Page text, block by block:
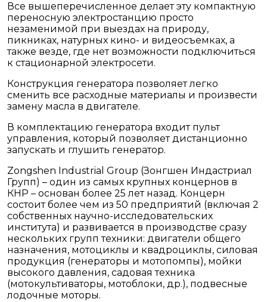
Все вышеперечисленное делает эту компактную
переносную электростанцию просто
незаменимой при выездах на природу,
пикниках, натурных кино- и видеосъемках, а
также везде, где нет возможности подключиться
к стационарной электросети.
Конструкция генератора позволяет легко
сменить все расходные материалы и произвести
замену масла в двигателе.
В комплектацию генератора входит пульт
управления, который позволяет дистанционно
запускать и глушить генератор.
Zongshen Industrial Group (Зонгшен Индастриал
Групп) – один из самых крупных концернов в
КНР – основан более 25 лет назад. Концерн
состоит более чем из 50 предприятий (включая 2
собственных научно-исследовательских
института) и развивается в производстве сразу
нескольких групп техники: двигатели общего
назначения, мотоциклы и квадроциклы, силовая
продукция (генераторы и мотопомпы), мойки
высокого давления, садовая техника
(мотокультиваторы, мотоблоки, др.), подвесные
лодочные моторы.